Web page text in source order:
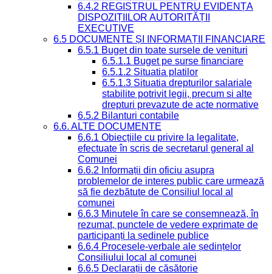
6.4.2 REGISTRUL PENTRU EVIDENȚA
DISPOZIȚIILOR AUTORITĂȚII
EXECUTIVE
6.5 DOCUMENTE ȘI INFORMAȚII FINANCIARE
6.5.1 Buget din toate sursele de venituri
6.5.1.1 Buget pe surse financiare
6.5.1.2 Situatia platilor
6.5.1.3 Situatia drepturilor salariale
stabilite potrivit legii, precum si alte
drepturi prevazute de acte normative
6.5.2 Bilanturi contabile
6.6. ALTE DOCUMENTE
6.6.1 Obiecțiile cu privire la legalitate,
efectuate în scris de secretarul general al
Comunei
6.6.2 Informații din oficiu asupra
problemelor de interes public care urmează
să fie dezbătute de Consiliul local al
comunei
6.6.3 Minutele în care se consemnează, în
rezumat, punctele de vedere exprimate de
participanți la ședinele publice
6.6.4 Procesele-verbale ale ședințelor
Consiliului local al comunei
6.6.5 Declarații de căsătorie